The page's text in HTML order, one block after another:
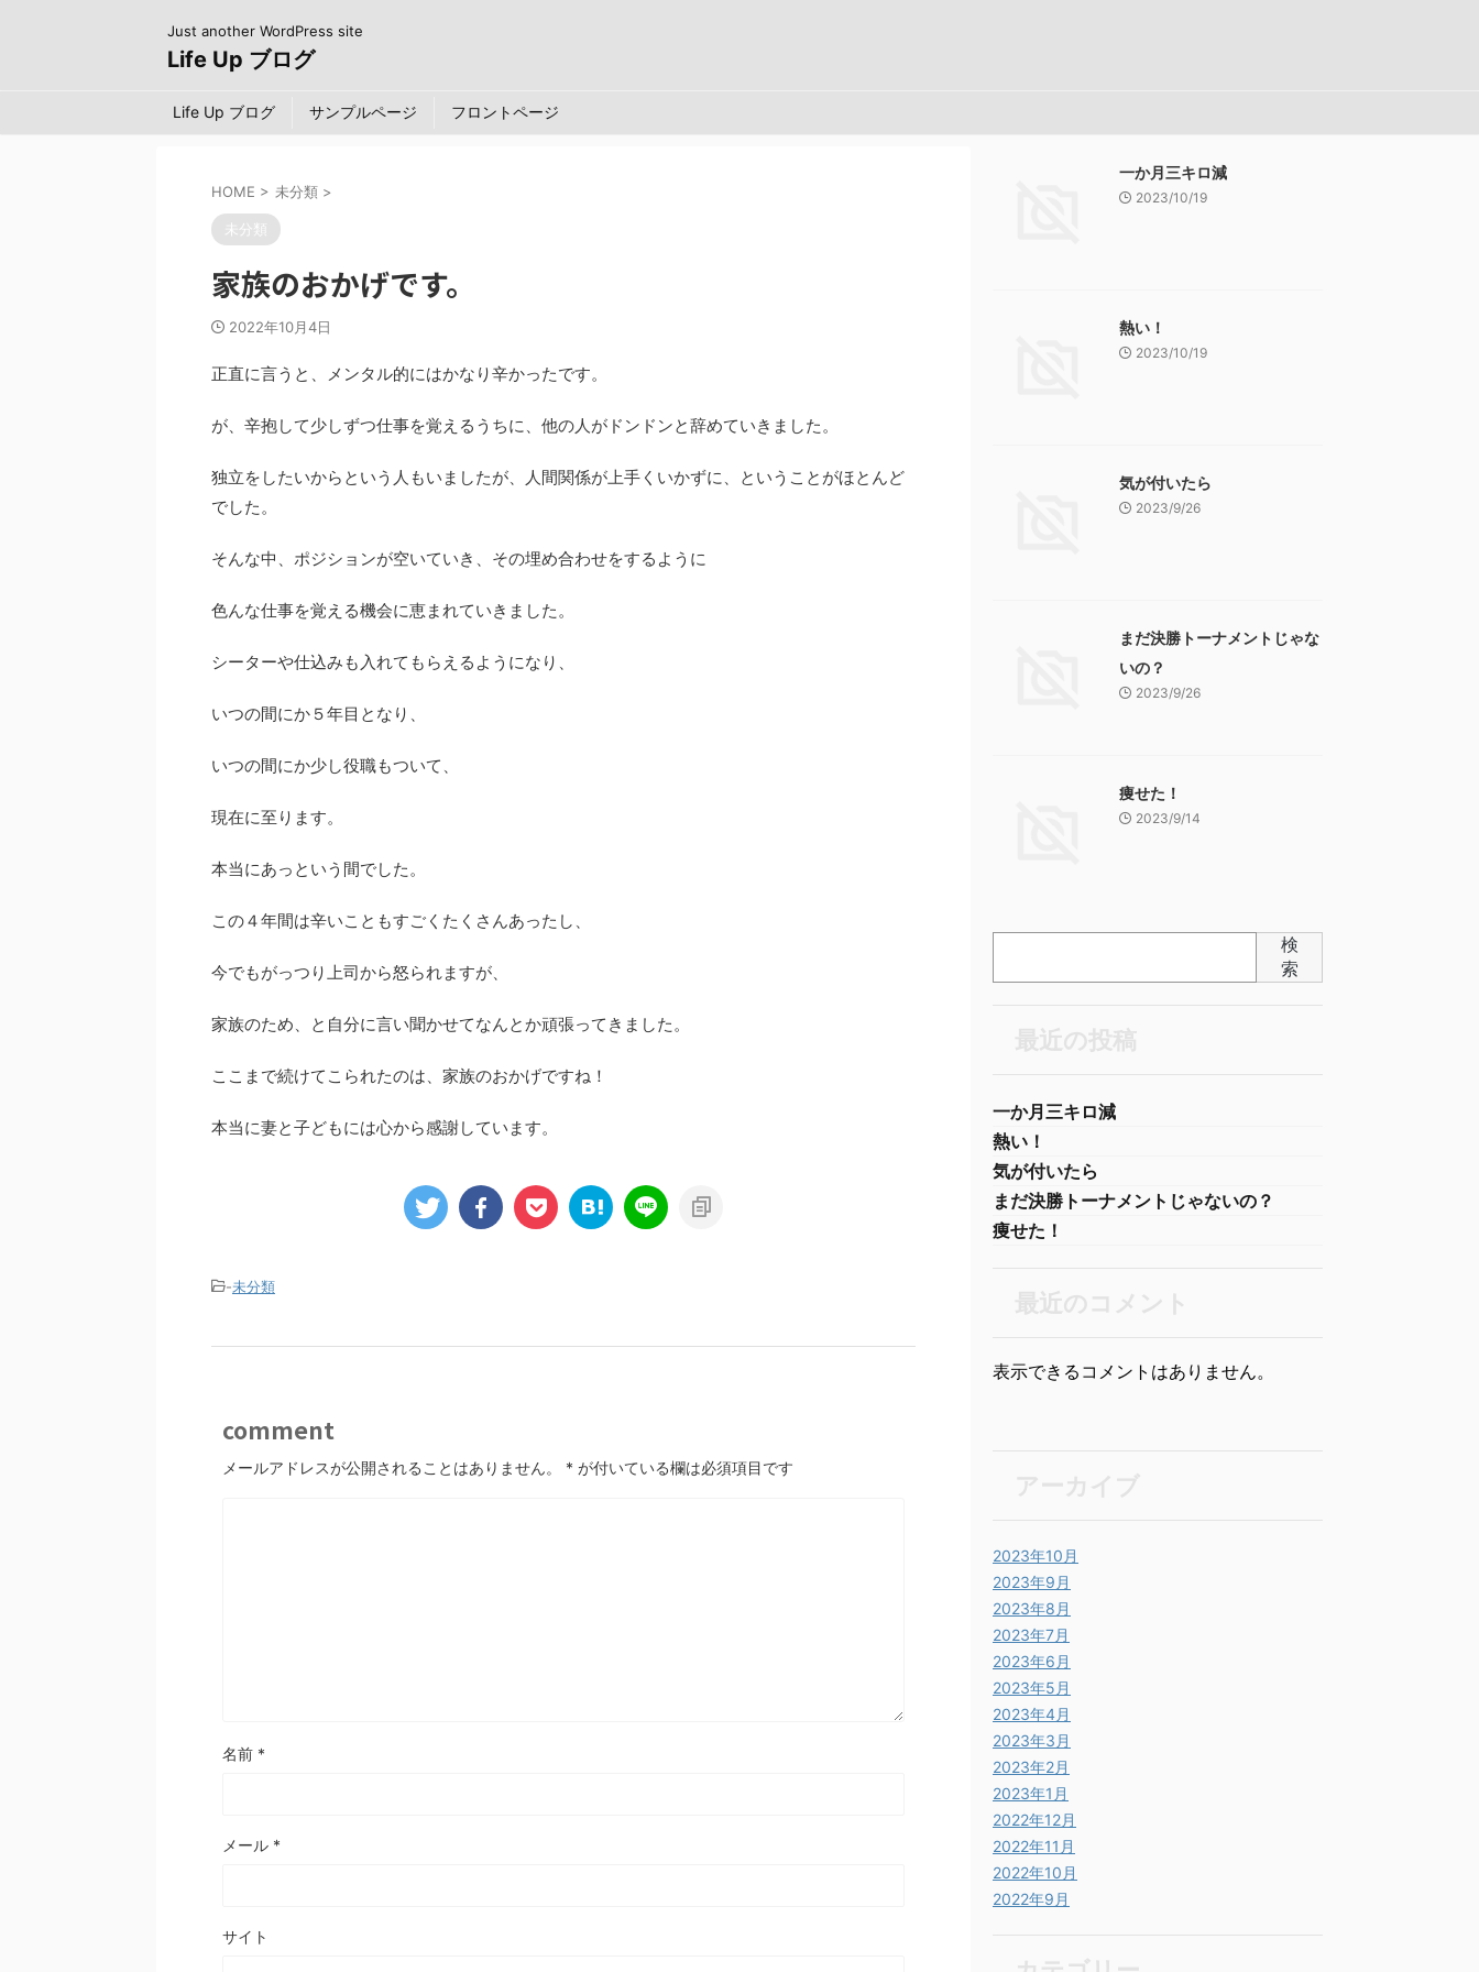
Just another WordPress site
Life Up ブログ
Life Up ブログ サンプルページ フロントページ
HOME > 未分類 >
未分類
家族のおかげです。
2022年10月4日
正直に言うと、メンタル的にはかなり辛かったです。
が、辛抱して少しずつ仕事を覚えるうちに、他の人がドンドンと辞めていきました。
独立をしたいからという人もいましたが、人間関係が上手くいかずに、ということがほとんど
でした。
そんな中、ポジションが空いていき、その埋め合わせをするように
色んな仕事を覚える機会に恵まれていきました。
シーターや仕込みも入れてもらえるようになり、
いつの間にか５年目となり、
いつの間にか少し役職もついて、
現在に至ります。
本当にあっという間でした。
この４年間は辛いこともすごくたくさんあったし、
今でもがっつり上司から怒られますが、
家族のため、と自分に言い聞かせてなんとか頑張ってきました。
ここまで続けてこられたのは、家族のおかげですね！
本当に妻と子どもには心から感謝しています。
-未分類
comment
メールアドレスが公開されることはありません。 * が付いている欄は必須項目です
名前 *
メール *
サイト
一か月三キロ減
2023/10/19
熱い！
2023/10/19
気が付いたら
2023/9/26
まだ決勝トーナメントじゃな
いの？
2023/9/26
痩せた！
2023/9/14
検
索
一か月三キロ減
熱い！
気が付いたら
まだ決勝トーナメントじゃないの？
痩せた！
表示できるコメントはありません。
2023年10月
2023年9月
2023年8月
2023年7月
2023年6月
2023年5月
2023年4月
2023年3月
2023年2月
2023年1月
2022年12月
2022年11月
2022年10月
2022年9月